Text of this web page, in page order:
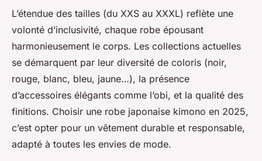
L’étendue des tailles (du XXS au XXXL) reflète une
volonté d’inclusivité, chaque robe épousant
harmonieusement le corps. Les collections actuelles
se démarquent par leur diversité de coloris (noir,
rouge, blanc, bleu, jaune…), la présence
d’accessoires élégants comme l’obi, et la qualité des
finitions. Choisir une robe japonaise kimono en 2025,
c’est opter pour un vêtement durable et responsable,
adapté à toutes les envies de mode.